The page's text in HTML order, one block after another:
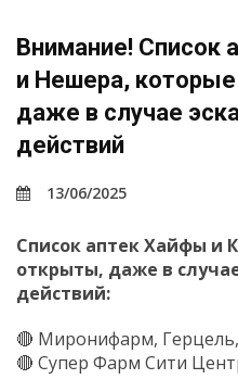
Внимание! Список
и Нешера,
даже в случае
действий
13/06/2025
Список аптек Хайфы и
открыты, даже в
действий:
🔴 Миронифарм,
🔴 Супер Фарм Сити